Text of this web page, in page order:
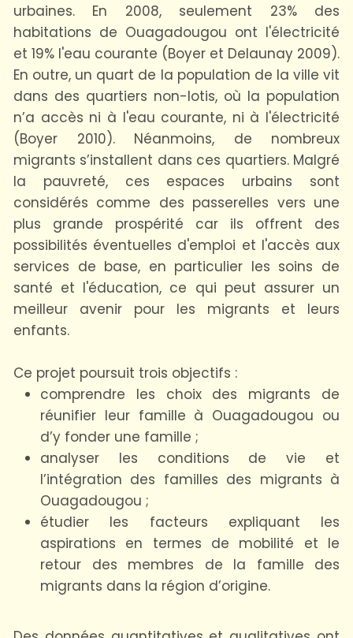
urbaines. En 2008, seulement 23% des
habitations de Ouagadougou ont l'électricité
et 19% l'eau courante (Boyer et Delaunay 2009).
En outre, un quart de la population de la ville vit
dans des quartiers non-lotis, où la population
n’a accès ni à l'eau courante, ni à l'électricité
(Boyer 2010). Néanmoins, de nombreux
migrants s’installent dans ces quartiers. Malgré
la pauvreté, ces espaces urbains sont
considérés comme des passerelles vers une
plus grande prospérité car ils offrent des
possibilités éventuelles d'emploi et l'accès aux
services de base, en particulier les soins de
santé et l'éducation, ce qui peut assurer un
meilleur avenir pour les migrants et leurs
enfants.
Ce projet poursuit trois objectifs :
comprendre les choix des migrants de
réunifier leur famille à Ouagadougou ou
d’y fonder une famille ;
analyser les conditions de vie et
l’intégration des familles des migrants à
Ouagadougou ;
étudier les facteurs expliquant les
aspirations en termes de mobilité et le
retour des membres de la famille des
migrants dans la région d’origine.